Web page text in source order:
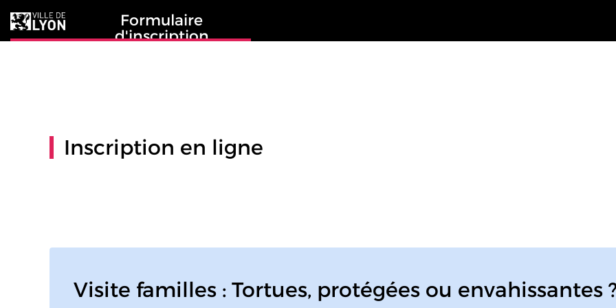
Formulaire
d'inscription
Inscription en ligne
Visite familles : Tortues, protégées ou envahissantes